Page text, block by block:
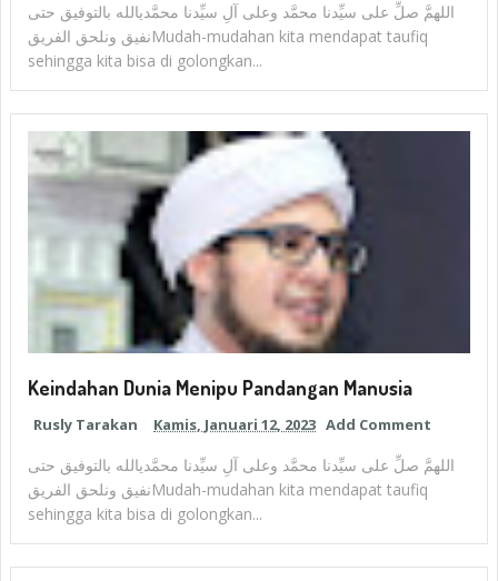
اللهمَّ صلِّ على سيِّدنا محمَّد وعلى آلِ سيِّدنا محمَّديالله بالتوفيق حتى
نفيق ونلحق الفريقMudah-mudahan kita mendapat taufiq
sehingga kita bisa di golongkan...
Keindahan Dunia Menipu Pandangan Manusia
Rusly Tarakan Kamis, Januari 12, 2023 Add Comment
اللهمَّ صلِّ على سيِّدنا محمَّد وعلى آلِ سيِّدنا محمَّديالله بالتوفيق حتى
نفيق ونلحق الفريقMudah-mudahan kita mendapat taufiq
sehingga kita bisa di golongkan...